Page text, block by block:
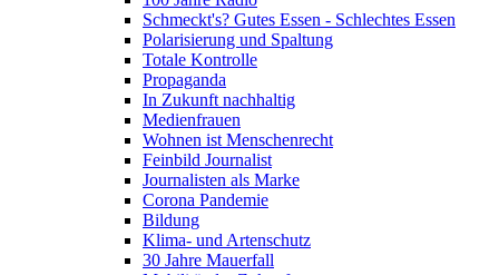
Schmeckt's? Gutes Essen - Schlechtes Essen
Polarisierung und Spaltung
Totale Kontrolle
Propaganda
In Zukunft nachhaltig
Medienfrauen
Wohnen ist Menschenrecht
Feinbild Journalist
Journalisten als Marke
Corona Pandemie
Bildung
Klima- und Artenschutz
30 Jahre Mauerfall